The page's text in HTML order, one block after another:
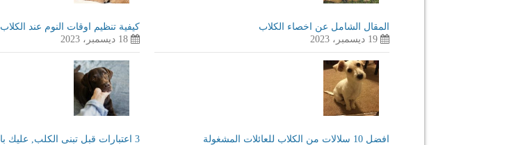
المقال الشامل عن اخصاء الكلاب
19 ديسمبر، 2023
كيفية تنظيم اوقات النوم عند الكلاب
18 ديسمبر، 2023
افضل 10 سلالات من الكلاب للعائلات المشغولة
3 اعتبارات قبل تبنى الكلب, عليك بالأخذ بهم